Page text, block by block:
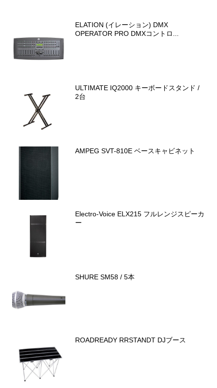
ELATION (イレーション) DMX
OPERATOR PRO DMXコントロ...
ULTIMATE IQ2000 キーボードスタンド /
2台
AMPEG SVT-810E ベースキャビネット
Electro-Voice ELX215 フルレンジスピーカ
ー
SHURE SM58 / 5本
ROADREADY RRSTANDT DJブース